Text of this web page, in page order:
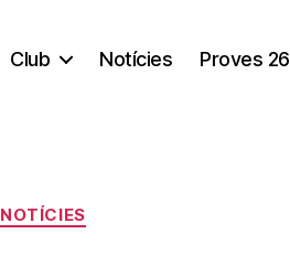
Club Notícies Proves
Categorías
NOTÍCIES